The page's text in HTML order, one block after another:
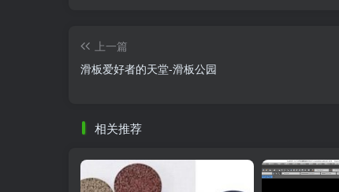
上一篇
滑板爱好者的天堂-滑板公园
相关推荐